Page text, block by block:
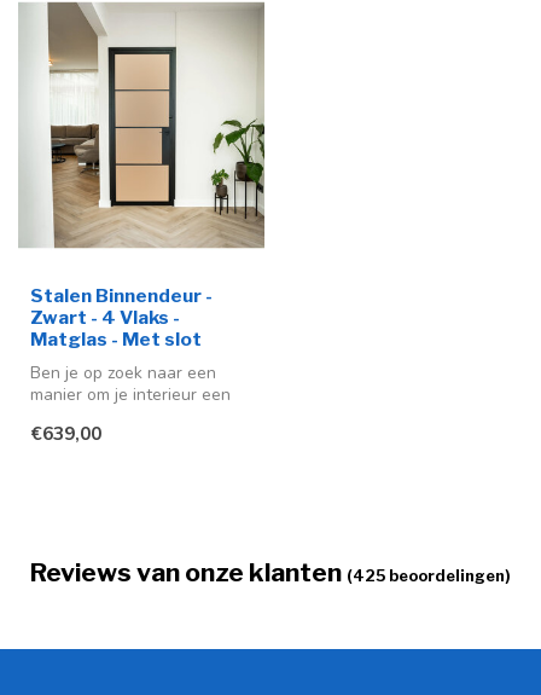
Stalen Binnendeur -
Zwart - 4 Vlaks -
Matglas - Met slot
Ben je op zoek naar een
manier om je interieur een
uitstra...
€639,00
Reviews van onze klanten (425 beoordelingen)